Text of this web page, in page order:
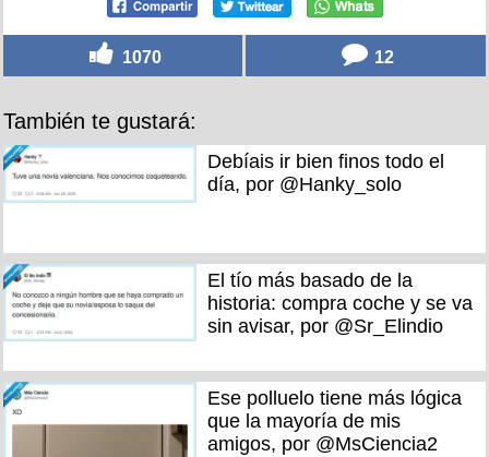
1070 12
También te gustará:
Debíais ir bien finos todo el
día, por @Hanky_solo
El tío más basado de la
historia: compra coche y se va
sin avisar, por @Sr_Elindio
Ese polluelo tiene más lógica
que la mayoría de mis
amigos, por @MsCiencia2